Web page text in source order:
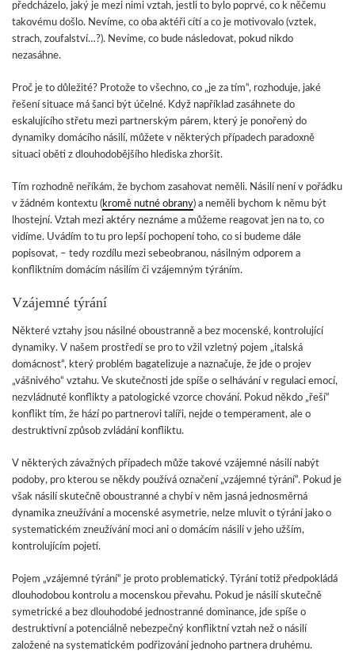
předcházelo, jaký je mezi nimi vztah, jestli to bylo poprvé, co k něčemu
takovému došlo. Nevíme, co oba aktéři cítí a co je motivovalo (vztek,
strach, zoufalství…?). Nevíme, co bude následovat, pokud nikdo
nezasáhne.
Proč je to důležité? Protože to všechno, co „je za tím“, rozhoduje, jaké
řešení situace má šanci být účelné. Když například zasáhnete do
eskalujícího střetu mezi partnerským párem, který je ponořený do
dynamiky domácího násilí, můžete v některých případech paradoxně
situaci oběti z dlouhodobějšího hlediska zhoršit.
Tím rozhodně neříkám, že bychom zasahovat neměli. Násilí není v pořádku
v žádném kontextu (kromě nutné obrany) a neměli bychom k němu být
lhostejní. Vztah mezi aktéry neznáme a můžeme reagovat jen na to, co
vidíme. Uvádím to tu pro lepší pochopení toho, co si budeme dále
popisovat, – tedy rozdílu mezi sebeobranou, násilným odporem a
konfliktním domácím násilím či vzájemným týráním.
Vzájemné týrání
Některé vztahy jsou násilné oboustranně a bez mocenské, kontrolující
dynamiky. V našem prostředí se pro to vžil vzletný pojem „italská
domácnost“, který problém bagatelizuje a naznačuje, že jde o projev
„vášnivého“ vztahu. Ve skutečnosti jde spíše o selhávání v regulaci emocí,
nezvládnuté konflikty a patologické vzorce chování. Pokud někdo „řeší“
konflikt tím, že hází po partnerovi talíři, nejde o temperament, ale o
destruktivní způsob zvládání konfliktu.
V některých závažných případech může takové vzájemné násilí nabýt
podoby, pro kterou se někdy používá označení „vzájemné týrání“. Pokud je
však násilí skutečně oboustranné a chybí v něm jasná jednosměrná
dynamika zneužívání a mocenské asymetrie, nelze mluvit o týrání jako o
systematickém zneužívání moci ani o domácím násilí v jeho užším,
kontrolujícím pojetí.
Pojem „vzájemné týrání“ je proto problematický. Týrání totiž předpokládá
dlouhodobou kontrolu a mocenskou převahu. Pokud je násilí skutečně
symetrické a bez dlouhodobé jednostranné dominance, jde spíše o
destruktivní a potenciálně nebezpečný konfliktní vztah než o násilí
založené na systematickém podřizování jednoho partnera druhému.